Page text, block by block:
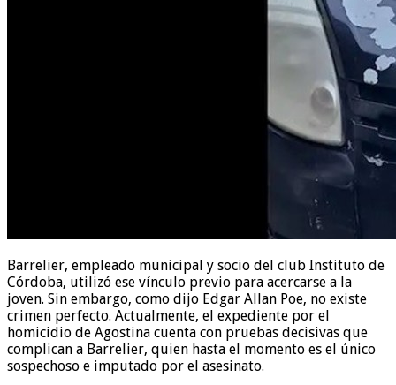
Barrelier, empleado municipal y socio del club Instituto de
Córdoba, utilizó ese vínculo previo para acercarse a la
joven. Sin embargo, como dijo Edgar Allan Poe, no existe
crimen perfecto. Actualmente, el expediente por el
homicidio de Agostina cuenta con pruebas decisivas que
complican a Barrelier, quien hasta el momento es el único
sospechoso e imputado por el asesinato.